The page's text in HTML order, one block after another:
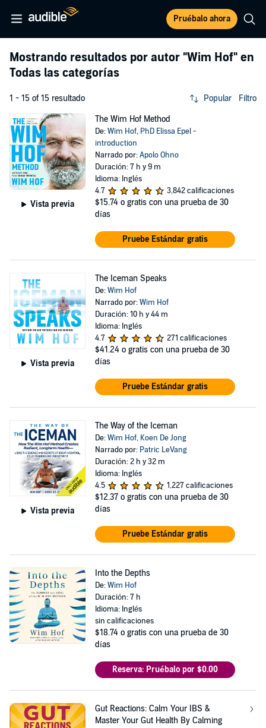
Pruébalo ahora
Mostrando resultados por autor "Wim Hof" en
Todas las categorías
1 - 15 of 15 resultado Popular Filtro
Vista previa
The Wim Hof Method
De:Wim Hof, PhD Elissa Epel -
introduction
Narrado por:Apolo Ohno
Duración: 7 h y 9 m
Idioma: Inglés
4.7
3,842 calificaciones
$15.74 o gratis con una prueba de 30
días
Pruebe Estándar gratis
Vista previa
The Iceman Speaks
De:Wim Hof
Narrado por:Wim Hof
Duración: 10 h y 44 m
Idioma: Inglés
4.7
271 calificaciones
$41.24 o gratis con una prueba de 30
días
Pruebe Estándar gratis
Vista previa
The Way of the Iceman
De:Wim Hof, Koen De Jong
Narrado por: Patric LeVang
Duración: 2 h y 32 m
Idioma: Inglés
4.5
1,227 calificaciones
$12.37 o gratis con una prueba de 30
días
Pruebe Estándar gratis
Into the Depths
De:Wim Hof
Duración: 7 h
Idioma: Inglés
sin calificaciones
$18.74 o gratis con una prueba de 30
días
Reserva: Pruébalo por $0.00
Gut Reactions: Calm Your IBS &
Master Your Gut Health By Calming